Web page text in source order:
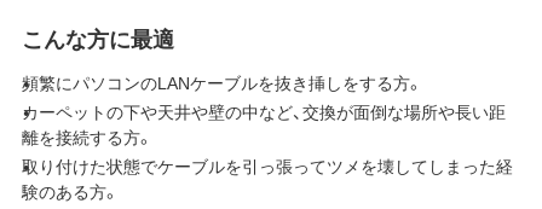
こんな方に最適
頻繁にパソコンのLANケーブルを抜き挿しをする方。
カーペットの下や天井や壁の中など、交換が面倒な場所や長い距
離を接続する方。
取り付けた状態でケーブルを引っ張ってツメを壊してしまった経
験のある方。